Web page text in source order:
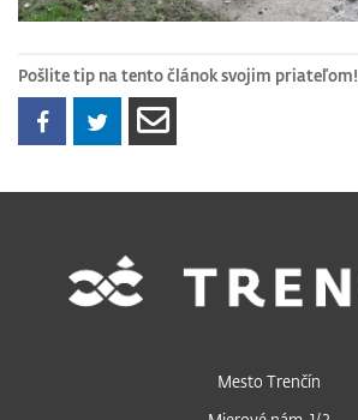
Pošlite tip na tento článok svojim priateľom!
Mesto Trenčín